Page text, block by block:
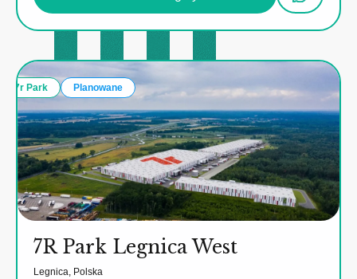
7r Park Planowane
7R Park Legnica West
Legnica, Polska